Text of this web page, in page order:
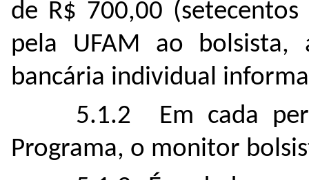
de R$ 700,00
pela UFAM ao bolsista,
bancária individual
5.1.2 Em cada
Programa, o monitor